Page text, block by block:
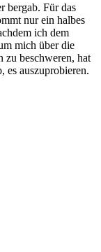
bergab. Für das
nur ein halbes
ich dem
mich über die
zu beschweren, hat
es auszuprobieren.